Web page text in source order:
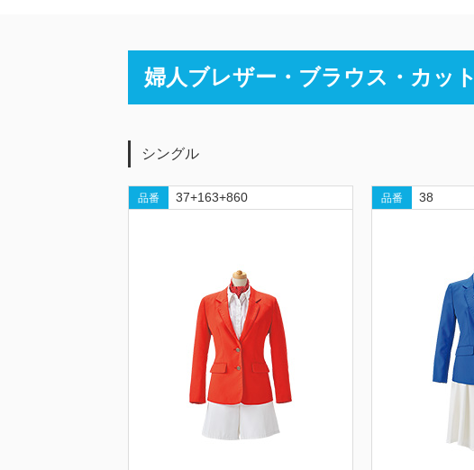
婦人ブレザー・ブラウス・カッ
シングル
品番 37+163+860 品番 38